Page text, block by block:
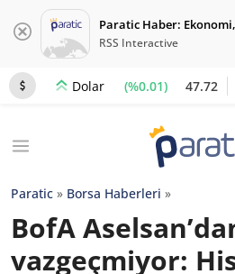
Paratic Haber:
RSS Interactive
Dolar (%0.01) 47.72
Paratic » Borsa Haberleri »
BofA
vazgeçmiyor: